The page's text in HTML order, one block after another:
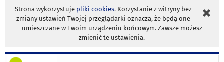
Strona wykorzystuje pliki cookies. Korzystanie z witryny bez
zmiany ustawień Twojej przeglądarki oznacza, że będą one
umieszczane w Twoim urządzeniu końcowym. Zawsze możesz
zmienić te ustawienia.